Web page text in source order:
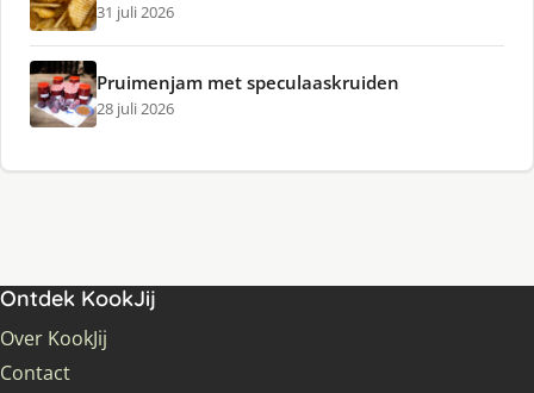
31 juli 2026
Pruimenjam met speculaaskruiden
28 juli 2026
Ontdek KookJij
Over KookJij
Contact